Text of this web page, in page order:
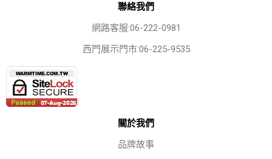
聯絡我們
網路客服:06-222-0981
西門展示門市:06-225-9535
關於我們
品牌故事